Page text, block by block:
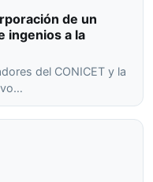
de un
ingenios a la
del CONICET y la